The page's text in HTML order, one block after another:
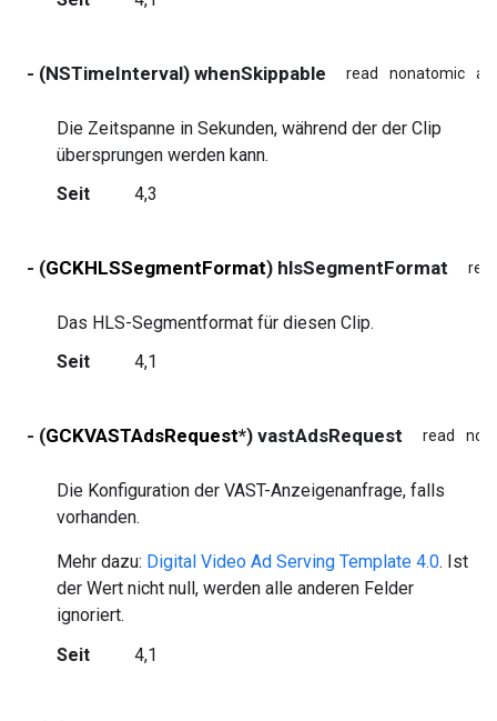
- (NSTimeInterval) whenSkippable read nonatomic
Die Zeitspanne in Sekunden, während der der Clip
übersprungen werden kann.
Seit
4,3
- (GCKHLSSegmentFormat) hlsSegmentFormat
Das HLS-Segmentformat für diesen Clip.
Seit
4,1
- (GCKVASTAdsRequest*) vastAdsRequest read
Die Konfiguration der VAST-Anzeigenanfrage, falls
vorhanden.
Mehr dazu: Digital Video Ad Serving Template 4.0. Ist
der Wert nicht null, werden alle anderen Felder
ignoriert.
Seit
4,1